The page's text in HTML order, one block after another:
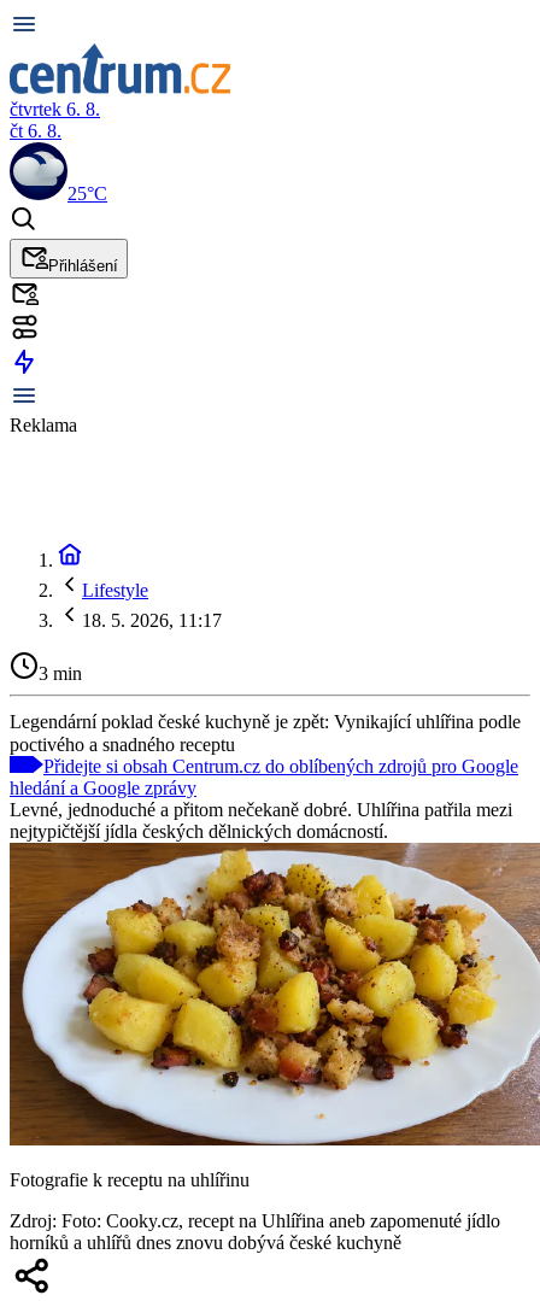
čtvrtek 6. 8.
čt 6. 8.
25°C
Přihlášení
Reklama
Lifestyle
18. 5. 2026, 11:17
3 min
Legendární poklad české kuchyně je zpět: Vynikající uhlířina podle
poctivého a snadného receptu
Přidejte si obsah Centrum.cz do oblíbených zdrojů pro Google
hledání a Google zprávy
Levné, jednoduché a přitom nečekaně dobré. Uhlířina patřila mezi
nejtypičtější jídla českých dělnických domácností.
Fotografie k receptu na uhlířinu
Zdroj: Foto: Cooky.cz, recept na Uhlířina aneb zapomenuté jídlo
horníků a uhlířů dnes znovu dobývá české kuchyně